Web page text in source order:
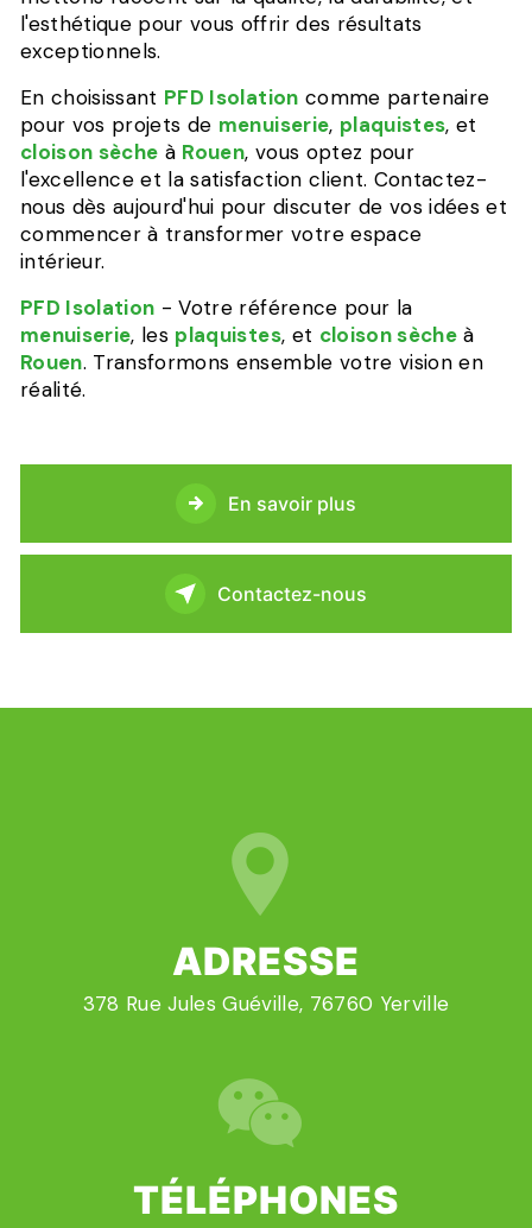
l'esthétique pour vous offrir des résultats
exceptionnels.
En choisissant PFD Isolation comme partenaire
pour vos projets de menuiserie, plaquistes, et
cloison sèche à Rouen, vous optez pour
l'excellence et la satisfaction client. Contactez-
nous dès aujourd'hui pour discuter de vos idées et
commencer à transformer votre espace
intérieur.
PFD Isolation - Votre référence pour la
menuiserie, les plaquistes, et cloison sècheà
Rouen. Transformons ensemble votre vision en
réalité.
En savoir plus
Contactez-nous
ADRESSE
378 Rue Jules Guéville, 76760 Yerville
TÉLÉPHONES